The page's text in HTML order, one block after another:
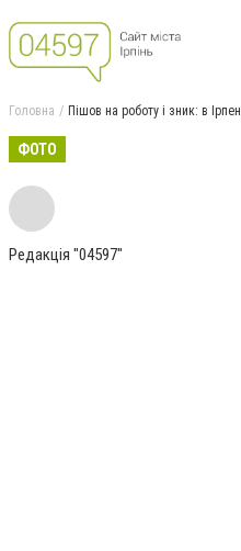
Головна Пішов на роботу і зник: в
ФОТО
Редакція "04597"